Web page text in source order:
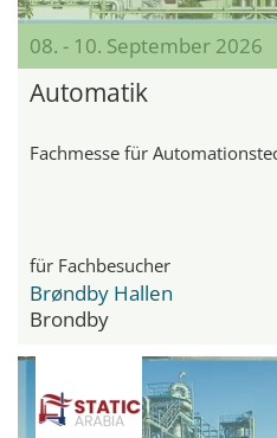
08. - 10. September 2026
Automatik
Fachmesse für
für Fachbesucher
Brøndby Hallen
Brondby